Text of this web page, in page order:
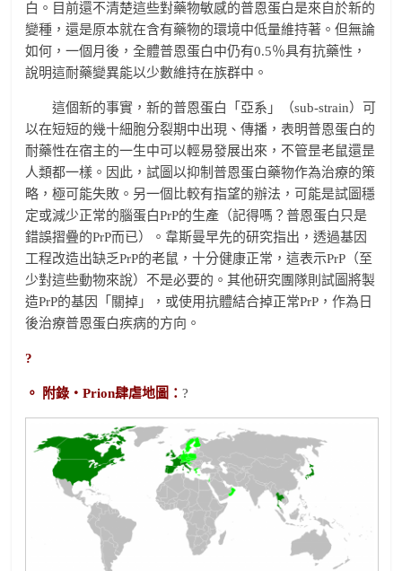
白。目前還不清楚這些對藥物敏感的普恩蛋白是來自於新的
變種，還是原本就在含有藥物的環境中低量維持著。但無論
如何，一個月後，全體普恩蛋白中仍有0.5％具有抗藥性，
說明這耐藥變異能以少數維持在族群中。
這個新的事實，新的普恩蛋白「亞系」（sub-strain）可
以在短短的幾十細胞分裂期中出現、傳播，表明普恩蛋白的
耐藥性在宿主的一生中可以輕易發展出來，不管昰老鼠還昰
人類都一樣。因此，試圖以抑制普恩蛋白藥物作為治療的策
略，極可能失敗。另一個比較有指望的辦法，可能是試圖穩
定或減少正常的腦蛋白PrP的生產（記得嗎？普恩蛋白只是
錯誤摺疊的PrP而已）。韋斯曼早先的研究指出，透過基因
工程改造出缺乏PrP的老鼠，十分健康正常，這表示PrP（至
少對這些動物來說）不是必要的。其他研究團隊則試圖將製
造PrP的基因「關掉」，或使用抗體結合掉正常PrP，作為日
後治療普恩蛋白疾病的方向。
?
。 附錄‧Prion肆虐地圖：?